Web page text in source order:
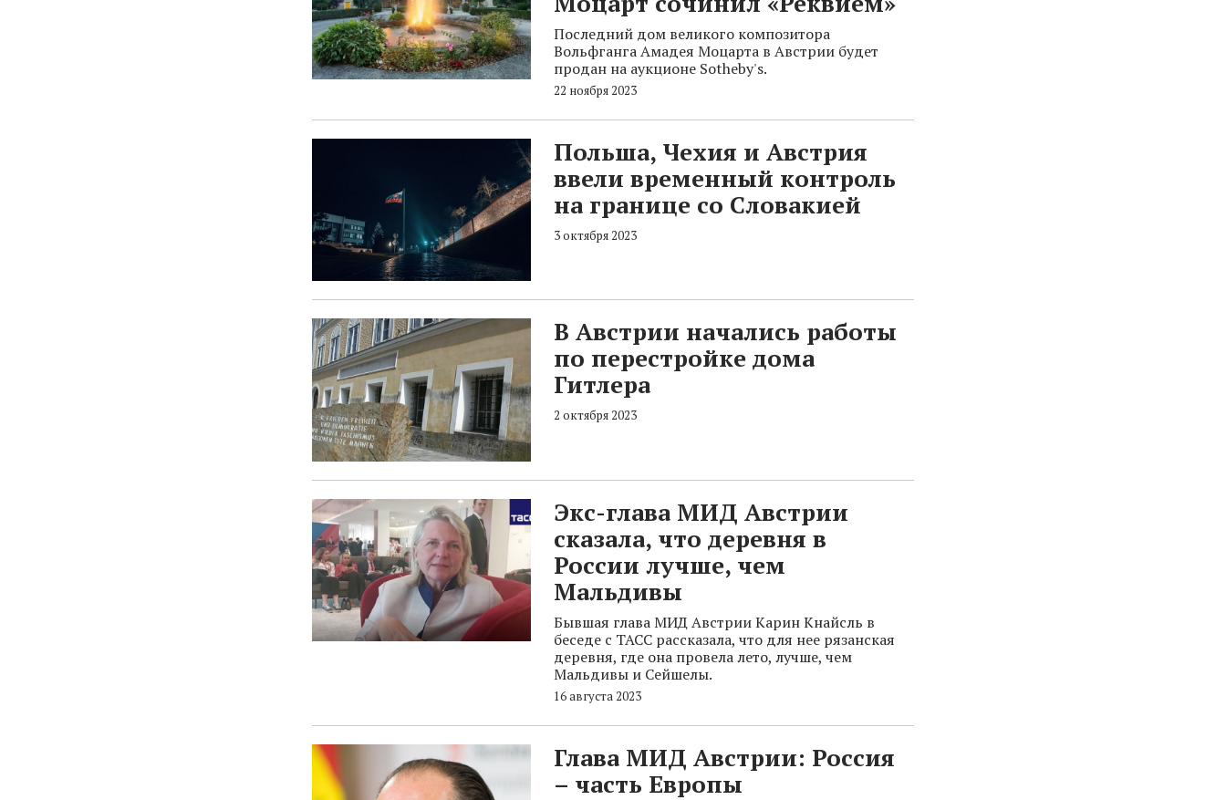
Последний дом великого композитора
Вольфганга Амадея Моцарта в Австрии будет
продан на аукционе Sotheby's.
22 ноября 2023
Польша, Чехия и Австрия
ввели временный контроль
на границе со Словакией
3 октября 2023
В Австрии начались работы
по перестройке дома
Гитлера
2 октября 2023
Экс-глава МИД Австрии
сказала, что деревня в
России лучше, чем
Мальдивы
Бывшая глава МИД Австрии Карин Кнайсль в
беседе с ТАСС рассказала, что для нее рязанская
деревня, где она провела лето, лучше, чем
Мальдивы и Сейшелы.
16 августа 2023
Глава МИД Австрии: Россия
– часть Европы